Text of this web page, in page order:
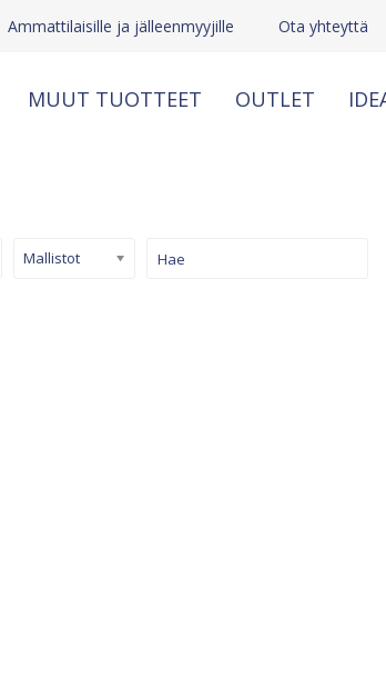
Ammattilaisille ja jälleenmyyjille Ota yhteyttä
MUUT TUOTTEET OUTLET
Mallistot